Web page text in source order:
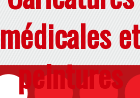
médicales
peintures